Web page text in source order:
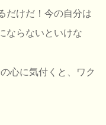
だけだ！今の自分は
ならないといけな
心に気付くと、ワク